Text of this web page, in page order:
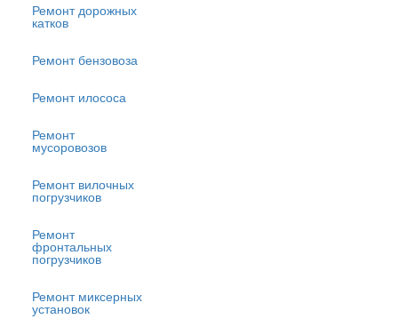
Ремонт дорожных
катков
Ремонт бензовоза
Ремонт илососа
Ремонт
мусоровозов
Ремонт вилочных
погрузчиков
Ремонт
фронтальных
погрузчиков
Ремонт миксерных
установок